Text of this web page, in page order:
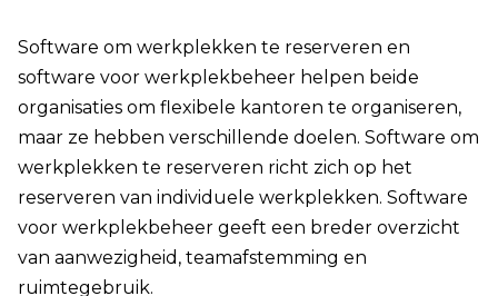
Software om werkplekken te reserveren en
software voor werkplekbeheer helpen beide
organisaties om flexibele kantoren te organiseren,
maar ze hebben verschillende doelen. Software om
werkplekken te reserveren richt zich op het
reserveren van individuele werkplekken. Software
voor werkplekbeheer geeft een breder overzicht
van aanwezigheid, teamafstemming en
ruimtegebruik.